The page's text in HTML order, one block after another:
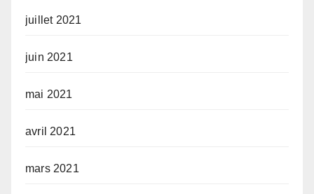
juillet 2021
juin 2021
mai 2021
avril 2021
mars 2021